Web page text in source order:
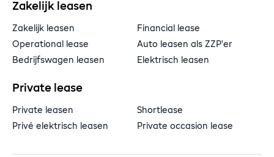
Zakelijk leasen
Zakelijk leasen
Financial lease
Operational lease
Auto leasen als ZZP'er
Bedrijfswagen leasen
Elektrisch leasen
Private lease
Private leasen
Shortlease
Privé elektrisch leasen
Private occasion lease